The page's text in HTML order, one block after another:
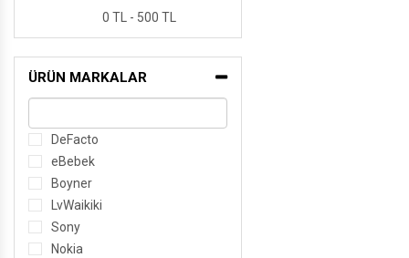
0 TL - 500 TL
ÜRÜN MARKALAR
DeFacto
eBebek
Boyner
LvWaikiki
Sony
Nokia